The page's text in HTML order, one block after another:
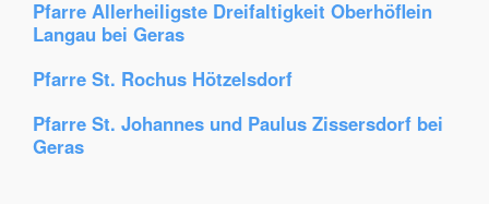
Pfarre Allerheiligste Dreifaltigkeit Oberhöflein
Langau bei Geras
Pfarre St. Rochus Hötzelsdorf
Pfarre St. Johannes und Paulus Zissersdorf bei
Geras